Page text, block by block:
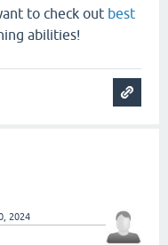
to check out best
abilities!
2024